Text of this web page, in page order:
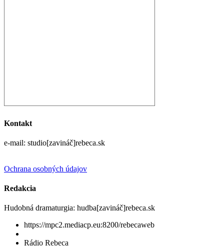
Kontakt
e-mail: studio[zavináč]rebeca.sk
Ochrana osobných údajov
Redakcia
Hudobná dramaturgia: hudba[zavináč]rebeca.sk
https://mpc2.mediacp.eu:8200/rebecaweb
Rádio Rebeca